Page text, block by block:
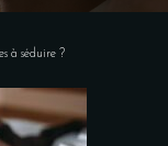
à séduire ?